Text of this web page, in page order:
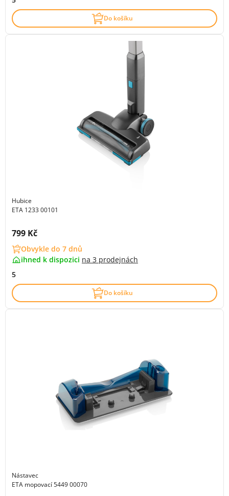
Do košíku
Hubice
ETA 1233 00101
Cena s DPH:
799 Kč
Obvykle do 7 dnů
ihned k dispozici na 3 prodejnách
5
Do košíku
Nástavec
ETA mopovací 5449 00070